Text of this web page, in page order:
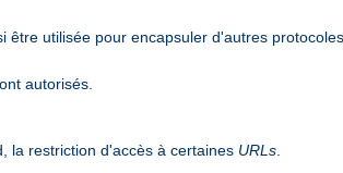
utilisée pour encapsuler d'autres
autorisés.
la restriction d'accès à certaines URLs